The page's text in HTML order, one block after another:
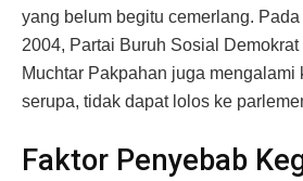
yang belum begitu cemerlang.
2004, Partai Buruh Sosial
Muchtar Pakpahan juga mengalami
serupa, tidak dapat lolos ke
Faktor Penyebab